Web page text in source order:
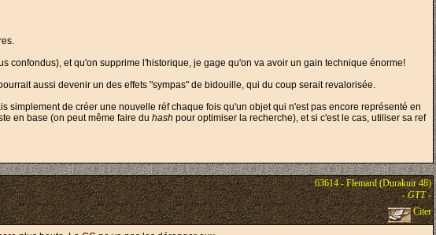
confondus), et qu'on supprime l'historique, je gage qu'on va avoir un gain technique énorme!
aussi devenir un des effets "sympas" de bidouille, qui du coup serait revalorisée.
de créer une nouvelle réf chaque fois qu'un objet qui n'est pas encore représenté en
en base (on peut même faire du hash pour optimiser la recherche), et si c'est le cas, utiliser sa ref
63614 - Flemard (Durakuir 48)
-GTT-
Citer